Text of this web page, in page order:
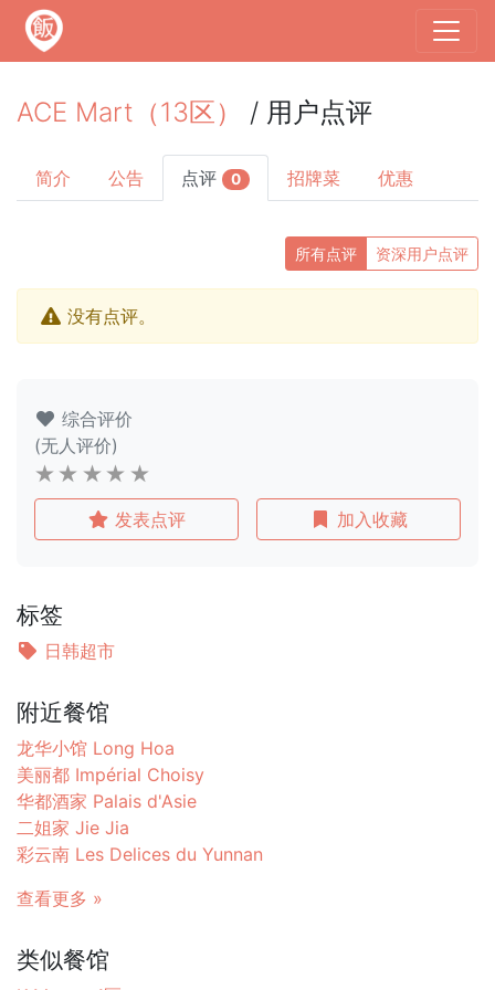
ACE Mart（13区） / 用户点评
简介 公告 点评 0 招牌菜 优惠
所有点评 资深用户点评
没有点评。
综合评价
(无人评价)
发表点评 加入收藏
标签
日韩超市
附近餐馆
龙华小馆 Long Hoa
美丽都 Impérial Choisy
华都酒家 Palais d'Asie
二姐家 Jie Jia
彩云南 Les Delices du Yunnan
查看更多 »
类似餐馆